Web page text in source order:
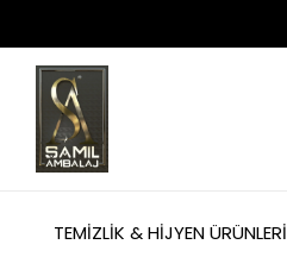
TEMİZLİK & HİJYEN ÜRÜNLERİ